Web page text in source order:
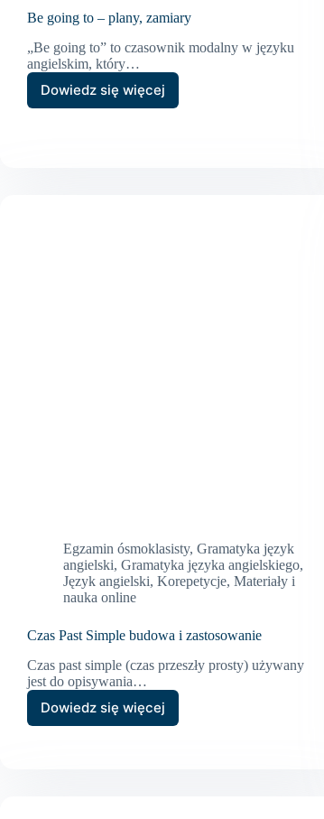
Be going to – plany, zamiary
„Be going to” to czasownik modalny w języku
angielskim, który…
Dowiedz się więcej
Be
Egzamin ósmoklasisty, Gramatyka język
angielski, Gramatyka języka angielskiego,
Język angielski, Korepetycje, Materiały i
nauka online
Czas Past Simple budowa i zastosowanie
Czas past simple (czas przeszły prosty) używany
jest do opisywania…
Dowiedz się więcej
Czas